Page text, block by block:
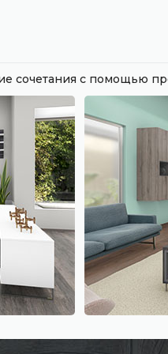
сочетания с помощью